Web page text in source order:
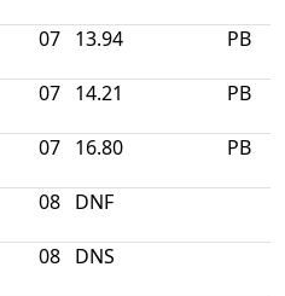
07 13.94 PB
07 14.21 PB
07 16.80 PB
08 DNF
08 DNS